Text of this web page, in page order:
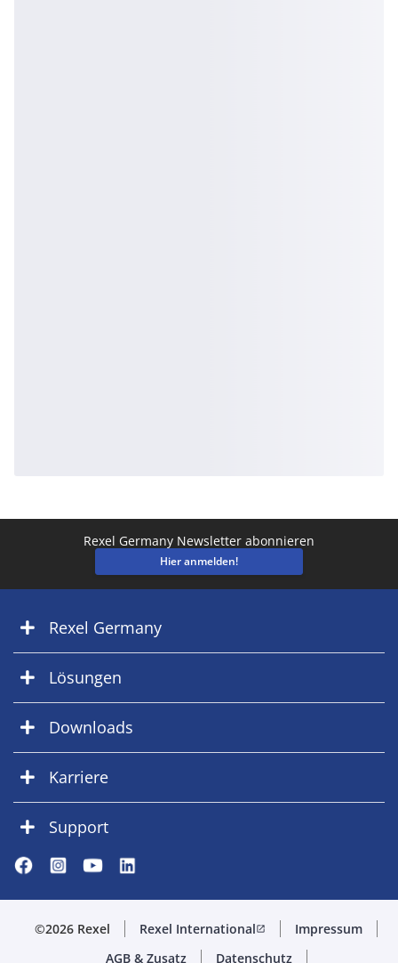
Rexel Germany Newsletter abonnieren
Hier anmelden!
Rexel Germany
Lösungen
Downloads
Karriere
Support
©2026 Rexel Rexel Internationalopen_in_new
Impressum
AGB & Zusatz
Datenschutz